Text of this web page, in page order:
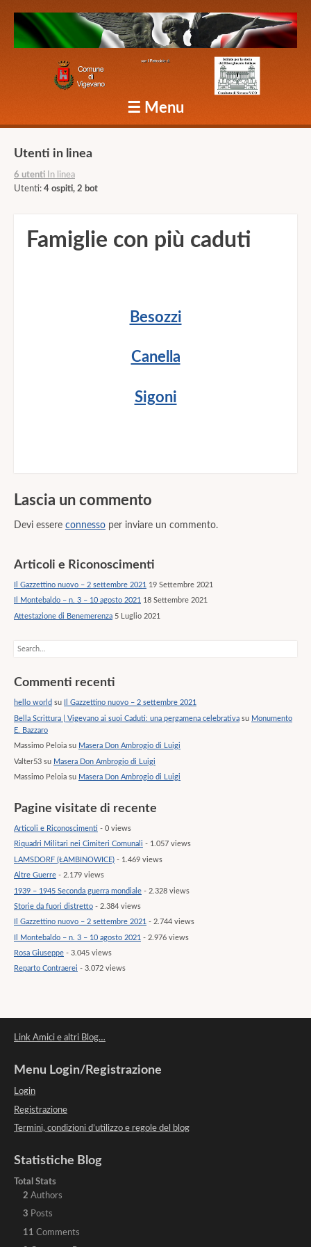
Caduti Vigevano Grande Guerra
☰ Menu
Utenti in linea
6 utenti In linea
Utenti: 4 ospiti, 2 bot
Famiglie con più caduti
Besozzi
Canella
Sigoni
Lascia un commento
Devi essere connesso per inviare un commento.
Articoli e Riconoscimenti
Il Gazzettino nuovo – 2 settembre 2021 19 Settembre 2021
Il Montebaldo – n. 3 – 10 agosto 2021 18 Settembre 2021
Attestazione di Benemerenza 5 Luglio 2021
Search
Commenti recenti
hello world su Il Gazzettino nuovo – 2 settembre 2021
Bella Scrittura | Vigevano ai suoi Caduti: una pergamena celebrativa su Monumento
E. Bazzaro
Massimo Peloia su Masera Don Ambrogio di Luigi
Valter53 su Masera Don Ambrogio di Luigi
Massimo Peloia su Masera Don Ambrogio di Luigi
Pagine visitate di recente
Articoli e Riconoscimenti - 0 views
Riquadri Militari nei Cimiteri Comunali - 1.057 views
LAMSDORF (ŁAMBINOWICE) - 1.469 views
Altre Guerre - 2.179 views
1939 – 1945 Seconda guerra mondiale - 2.328 views
Storie da fuori distretto - 2.384 views
Il Gazzettino nuovo – 2 settembre 2021 - 2.744 views
Il Montebaldo – n. 3 – 10 agosto 2021 - 2.976 views
Rosa Giuseppe - 3.045 views
Reparto Contraerei - 3.072 views
Link Amici e altri Blog…
Menu Login/Registrazione
Login
Registrazione
Termini, condizioni d’utilizzo e regole del blog
Statistiche Blog
Total Stats
2 Authors
3 Posts
11 Comments